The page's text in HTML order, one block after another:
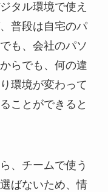
タル環境で使え
普段は自宅のパ
も、会社のパソ
らでも、何の違
環境が変わって
ことができると
、チームで使う
ばないため、情